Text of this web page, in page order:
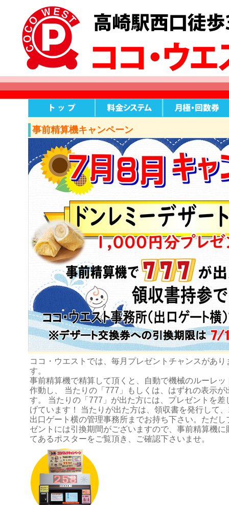
事前精算機キャンペーン
ココ・ウエストでは、毎月プレゼントチャンスがあり
す。
事前精算機で精算して頂くと、自動で機械のルーレッ
作動し、 当たりの「777」もしくは、はずれの表示が
す。 当たりの「777」が出た方には、プレゼントを差
げています！ 当たりが出た方は、領収書を発行して
出口ゲート横の管理事務所までお持ち下さい。ただし
ゼントには引換期間がございますので、事前精算機に
てあるポスターをご覧頂き、ご確認下さいませ。